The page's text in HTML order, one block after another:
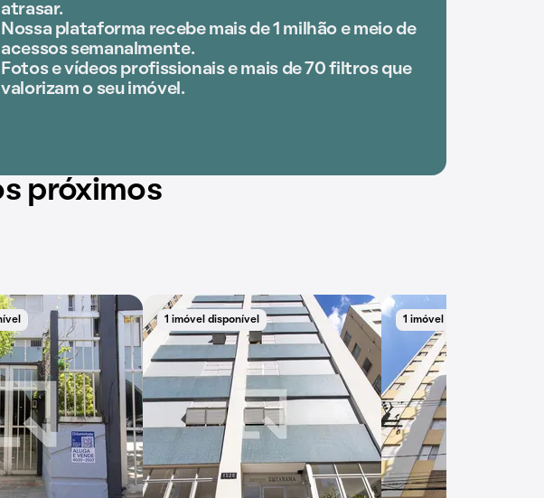
atrasar.
Nossa plataforma recebe mais de 1 milhão e meio de
acessos semanalmente.
Fotos e vídeos profissionais e mais de 70 filtros que
valorizam o seu imóvel.
próximos
1 imóvel disponível 1 imóvel disponível